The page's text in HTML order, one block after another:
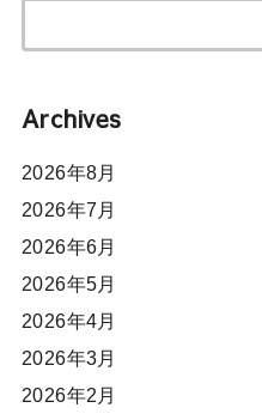
Archives
2026年8月
2026年7月
2026年6月
2026年5月
2026年4月
2026年3月
2026年2月